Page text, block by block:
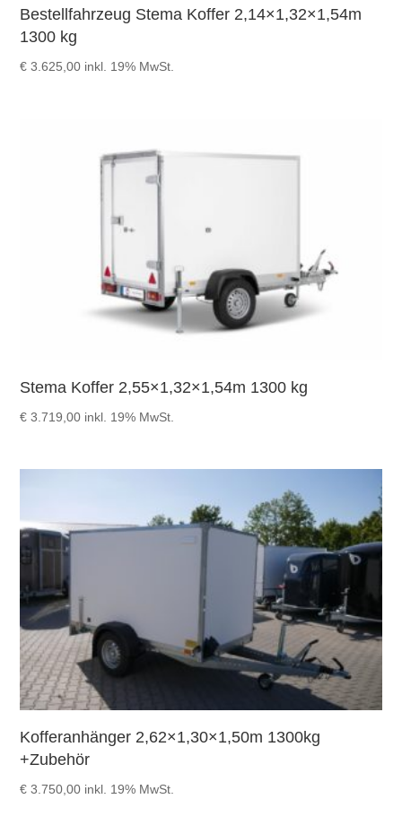
Bestellfahrzeug Stema Koffer 2,14×1,32×1,54m
1300 kg
€ 3.625,00 inkl. 19% MwSt.
Stema Koffer 2,55×1,32×1,54m 1300 kg
€ 3.719,00 inkl. 19% MwSt.
Kofferanhänger 2,62×1,30×1,50m 1300kg
+Zubehör
€ 3.750,00 inkl. 19% MwSt.